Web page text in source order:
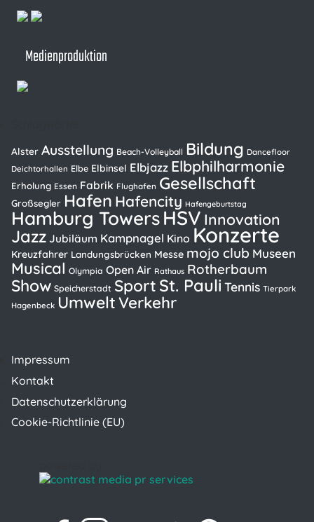
Medienproduktion
Impressum
Kontakt
Datenschutzerklärung
Cookie-Richtlinie (EU)
Alster Ausstellung Beach-Volleyball Bildung Dancefloor
Deichtorhallen Elbe Elbinsel Elbjazz Elbphilharmonie
Erholung Essen Fabrik Flughafen Gesellschaft
Großsegler Hafen Hafencity Hafengeburtstag
Hamburg TowersHSV Innovation
Jazz Jubiläum Kampnagel Kino Konzerte
Kreuzfahrer Landungsbrücken Messe mojo club Museen
Musical Olympia Open Air Rathaus Rotherbaum
Show Speicherstadt Sport St. Pauli Tennis Tierpark
Hagenbeck UmweltVerkehr